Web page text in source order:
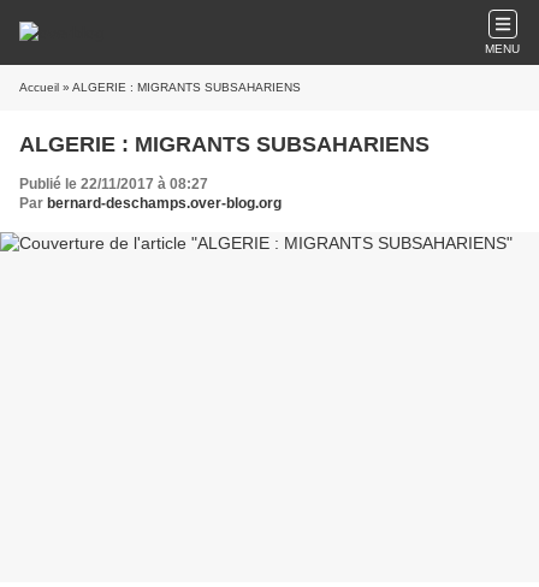
MENU
Accueil » ALGERIE : MIGRANTS SUBSAHARIENS
ALGERIE : MIGRANTS SUBSAHARIENS
Publié le 22/11/2017 à 08:27
Par bernard-deschamps.over-blog.org